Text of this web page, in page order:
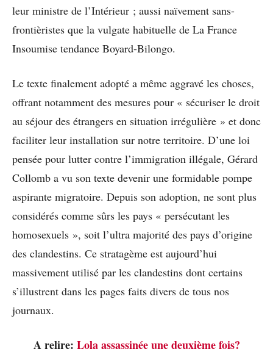
leur ministre de l’Intérieur ; aussi naïvement sans-
frontièristes que la vulgate habituelle de La France
Insoumise tendance Boyard-Bilongo.
Le texte finalement adopté a même aggravé les choses,
offrant notamment des mesures pour « sécuriser le droit
au séjour des étrangers en situation irrégulière » et donc
faciliter leur installation sur notre territoire. D’une loi
pensée pour lutter contre l’immigration illégale, Gérard
Collomb a vu son texte devenir une formidable pompe
aspirante migratoire. Depuis son adoption, ne sont plus
considérés comme sûrs les pays « persécutant les
homosexuels », soit l’ultra majorité des pays d’origine
des clandestins. Ce stratagème est aujourd’hui
massivement utilisé par les clandestins dont certains
s’illustrent dans les pages faits divers de tous nos
journaux.
A relire: Lola assassinée une deuxième fois?